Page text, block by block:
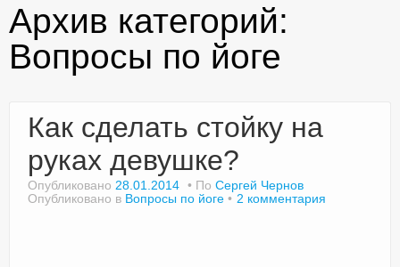
Методика SLAVYOGA
Методика ЧЕРЕНОК
Йога для начинающих
Архив категорий:
Вопросы по йоге
Как сделать стойку на
руках девушке?
Опубликовано 28.01.2014 По Сергей Чернов
Опубликовано в Вопросы по йоге 2 комментария